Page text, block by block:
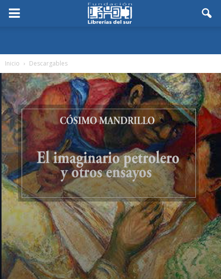
Inicio Descargables